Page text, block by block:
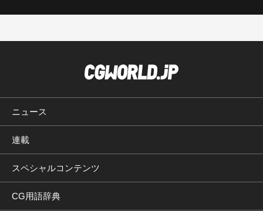
ニュース
連載
スペシャルコンテンツ
CG用語辞典